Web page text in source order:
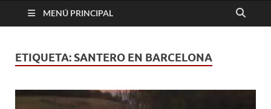
MENÚ PRINCIPAL
ETIQUETA: SANTERO EN BARCELONA